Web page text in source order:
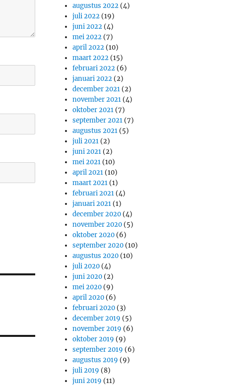
augustus 2022 (4)
juli 2022 (19)
juni 2022 (4)
mei 2022 (7)
april 2022 (10)
maart 2022 (15)
februari 2022 (6)
januari 2022 (2)
december 2021 (2)
november 2021 (4)
oktober 2021 (7)
september 2021 (7)
augustus 2021 (5)
juli 2021 (2)
juni 2021 (2)
mei 2021 (10)
april 2021 (10)
maart 2021 (1)
februari 2021 (4)
januari 2021 (1)
december 2020 (4)
november 2020 (5)
oktober 2020 (6)
september 2020 (10)
augustus 2020 (10)
juli 2020 (4)
juni 2020 (2)
mei 2020 (9)
april 2020 (6)
februari 2020 (3)
december 2019 (5)
november 2019 (6)
oktober 2019 (9)
september 2019 (6)
augustus 2019 (9)
juli 2019 (8)
juni 2019 (11)